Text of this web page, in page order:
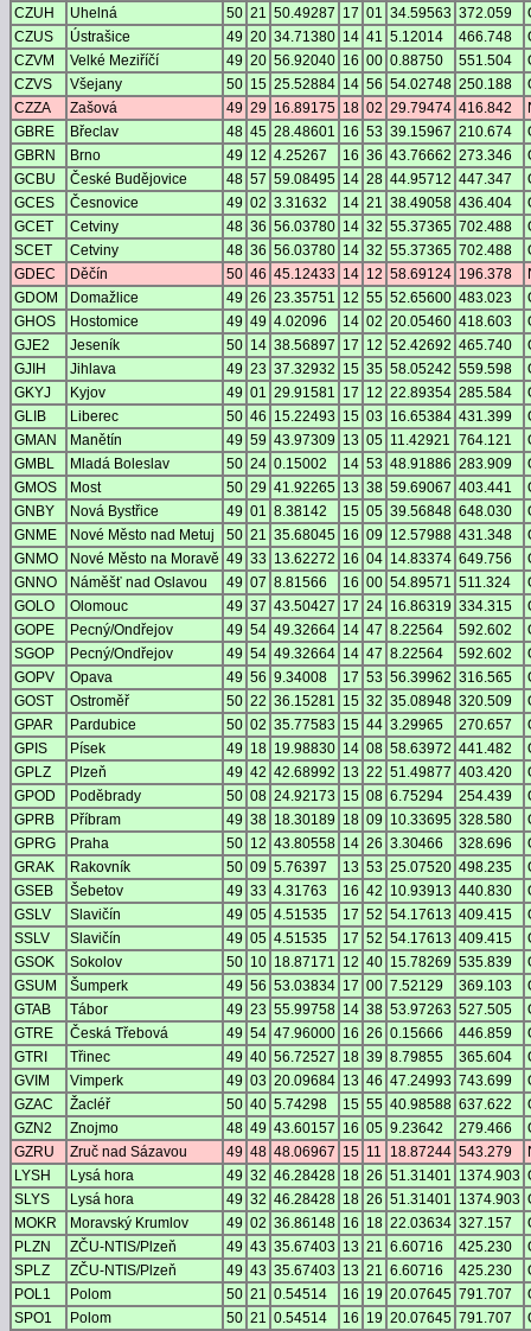
CZUH
Uhelná 50 21 50.49287 17 01 34.59563 372.059
CZUS
Ústrašice 49 20 34.71380 14 41 5.12014 466.748
CZVM
Velké Meziříčí 49 20 56.92040 16 00 0.88750 551.504
CZVS
Všejany 50 15 25.52884 14 56 54.02748 250.188
CZZA
Zašová 49 29 16.89175 18 02 29.79474 416.842
GBRE
Břeclav 48 45 28.48601 16 53 39.15967 210.674
GBRN
Brno 49 12 4.25267 16 36 43.76662 273.346
GCBU
České Budějovice 48 57 59.08495 14 28 44.95712 447.347
GCES
Česnovice 49 02 3.31632 14 21 38.49058 436.404
GCET
Cetviny 48 36 56.03780 14 32 55.37365 702.488
SCET
Cetviny 48 36 56.03780 14 32 55.37365 702.488
GDEC
Děčín 50 46 45.12433 14 12 58.69124 196.378
GDOM
Domažlice 49 26 23.35751 12 55 52.65600 483.023
GHOS
Hostomice 49 49 4.02096 14 02 20.05460 418.603
GJE2
Jeseník 50 14 38.56897 17 12 52.42692 465.740
GJIH
Jihlava 49 23 37.32932 15 35 58.05242 559.598
GKYJ
Kyjov 49 01 29.91581 17 12 22.89354 285.584
GLIB
Liberec 50 46 15.22493 15 03 16.65384 431.399
GMAN
Manětín 49 59 43.97309 13 05 11.42921 764.121
GMBL
Mladá Boleslav 50 24 0.15002 14 53 48.91886 283.909
GMOS
Most 50 29 41.92265 13 38 59.69067 403.441
GNBY
Nová Bystřice 49 01 8.38142 15 05 39.56848 648.030
GNME
Nové Město nad Metuj 50 21 35.68045 16 09 12.57988 431.348
GNMO
Nové Město na Moravě 49 33 13.62272 16 04 14.83374 649.756
GNNO
Náměšť nad Oslavou 49 07 8.81566 16 00 54.89571 511.324
GOLO
Olomouc 49 37 43.50427 17 24 16.86319 334.315
GOPE
Pecný/Ondřejov 49 54 49.32664 14 47 8.22564 592.602
SGOP
Pecný/Ondřejov 49 54 49.32664 14 47 8.22564 592.602
GOPV
Opava 49 56 9.34008 17 53 56.39962 316.565
GOST
Ostroměř 50 22 36.15281 15 32 35.08948 320.509
GPAR
Pardubice 50 02 35.77583 15 44 3.29965 270.657
GPIS
Písek 49 18 19.98830 14 08 58.63972 441.482
GPLZ
Plzeň 49 42 42.68992 13 22 51.49877 403.420
GPOD
Poděbrady 50 08 24.92173 15 08 6.75294 254.439
GPRB
Příbram 49 38 18.30189 18 09 10.33695 328.580
GPRG
Praha 50 12 43.80558 14 26 3.30466 328.696
GRAK
Rakovník 50 09 5.76397 13 53 25.07520 498.235
GSEB
Šebetov 49 33 4.31763 16 42 10.93913 440.830
GSLV
Slavičín 49 05 4.51535 17 52 54.17613 409.415
SSLV
Slavičín 49 05 4.51535 17 52 54.17613 409.415
GSOK
Sokolov 50 10 18.87171 12 40 15.78269 535.839
GSUM
Šumperk 49 56 53.03834 17 00 7.52129 369.103
GTAB
Tábor 49 23 55.99758 14 38 53.97263 527.505
GTRE
Česká Třebová 49 54 47.96000 16 26 0.15666 446.859
GTRI
Třinec 49 40 56.72527 18 39 8.79855 365.604
GVIM
Vimperk 49 03 20.09684 13 46 47.24993 743.699
GZAC
Žacléř 50 40 5.74298 15 55 40.98588 637.622
GZN2
Znojmo 48 49 43.60157 16 05 9.23642 279.466
GZRU
Zruč nad Sázavou 49 48 48.06967 15 11 18.87244 543.279
LYSH
Lysá hora 49 32 46.28428 18 26 51.31401 1374.903
SLYS
Lysá hora 49 32 46.28428 18 26 51.31401 1374.903
MOKR
Moravský Krumlov 49 02 36.86148 16 18 22.03634 327.157
PLZN
ZČU-NTIS/Plzeň 49 43 35.67403 13 21 6.60716 425.230
SPLZ
ZČU-NTIS/Plzeň 49 43 35.67403 13 21 6.60716 425.230
POL1
Polom 50 21 0.54514 16 19 20.07645 791.707
SPO1
Polom 50 21 0.54514 16 19 20.07645 791.707